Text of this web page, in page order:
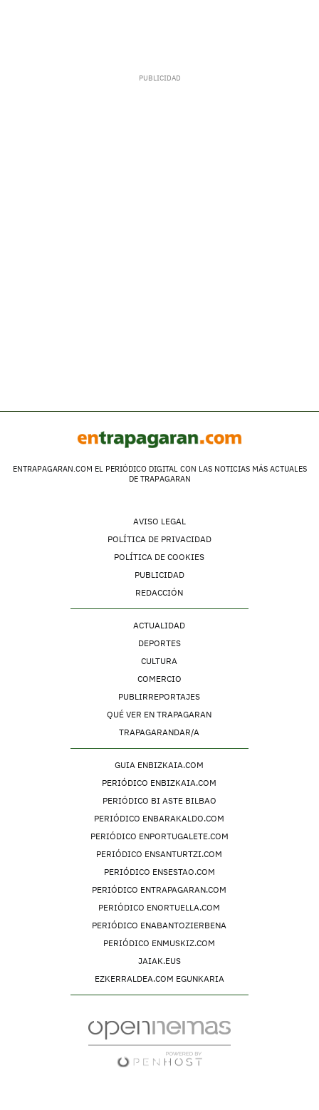
ENTRAPAGARAN.COM EL PERIÓDICO DIGITAL CON LAS NOTICIAS MÁS ACTUALES
DE TRAPAGARAN
AVISO LEGAL
POLÍTICA DE PRIVACIDAD
POLÍTICA DE COOKIES
PUBLICIDAD
REDACCIÓN
ACTUALIDAD
DEPORTES
CULTURA
COMERCIO
PUBLIRREPORTAJES
QUÉ VER EN TRAPAGARAN
TRAPAGARANDAR/A
GUIA ENBIZKAIA.COM
PERIÓDICO ENBIZKAIA.COM
PERIÓDICO BI ASTE BILBAO
PERIÓDICO ENBARAKALDO.COM
PERIÓDICO ENPORTUGALETE.COM
PERIÓDICO ENSANTURTZI.COM
PERIÓDICO ENSESTAO.COM
PERIÓDICO ENTRAPAGARAN.COM
PERIÓDICO ENORTUELLA.COM
PERIÓDICO ENABANTOZIERBENA
PERIÓDICO ENMUSKIZ.COM
JAIAK.EUS
EZKERRALDEA.COM EGUNKARIA